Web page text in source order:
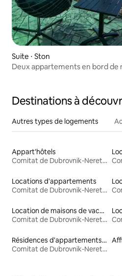
Suite ⋅ Ston
Deux appartements en bord de
Destinations à
Autres types de logements
Appart'hôtels
Comitat de Dubrovnik-Neretva
Locations d'appartements
Comitat de Dubrovnik-Neretva
Location de maisons de vacances
Comitat de Dubrovnik-Neretva
Résidences d'appartements en location
Comitat de Dubrovnik-Neretva